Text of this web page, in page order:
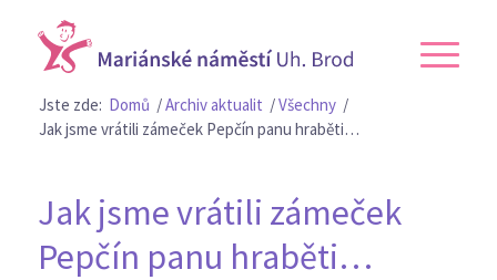
Jste zde: Domů /Archiv aktualit /Všechny /
Jak jsme vrátili zámeček Pepčín panu hraběti…
Jak jsme vrátili zámeček
Pepčín panu hraběti…